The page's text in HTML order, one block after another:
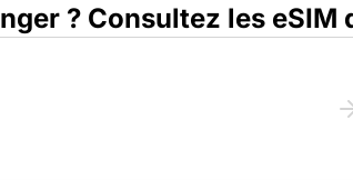
? Consultez les